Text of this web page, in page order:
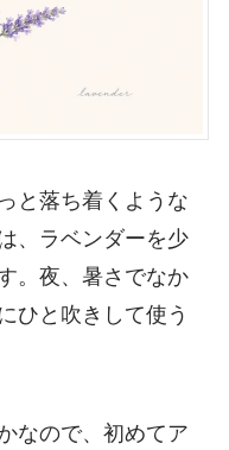
と落ち着くような
、ラベンダーを少
。夜、暑さでなか
ひと吹きして使う
なので、初めてア